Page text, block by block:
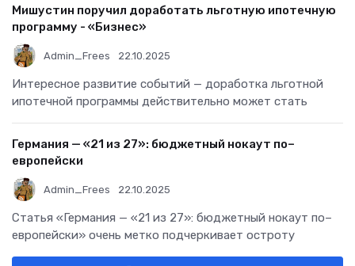
Интересное
Владимир Путин в минувшем году заработал 10 млн
рублей - «Бизнес»
Admin_Frees 22.10.2025
Интересная новость! 10 миллионов рублей — сумма
внушительная для большинства россиян, но совсем не
Мишустин поручил доработать льготную ипотечную
программу - «Бизнес»